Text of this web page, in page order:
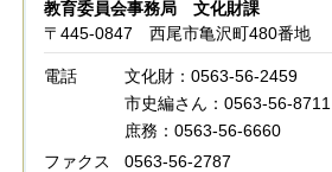
教育委員会事務局 文化財課
〒445-0847 西尾市亀沢町480番地
電話
文化財：0563-56-2459
市史編さん：0563-56-8711
庶務：0563-56-6660
ファクス
0563-56-2787